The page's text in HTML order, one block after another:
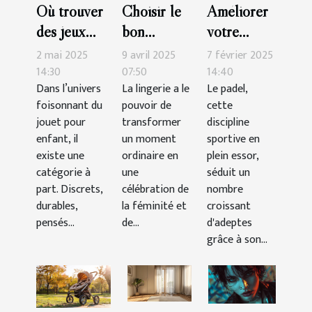
Où trouver
des jeux
Montessori
de qualité
?
2 mai 2025
14:30
Dans l’univers
foisonnant du
jouet pour
enfant, il
existe une
catégorie à
part. Discrets,
durables,
pensés...
Choisir le
bon
ensemble
de lingerie
pour des
occasions
spéciales
9 avril 2025
07:50
La lingerie a le
pouvoir de
transformer
un moment
ordinaire en
une
célébration de
la féminité et
de...
Améliorer
votre
technique
de padel :
exercices
pratiques
7 février 2025
14:40
Le padel,
cette
discipline
sportive en
plein essor,
séduit un
nombre
croissant
d'adeptes
grâce à son...